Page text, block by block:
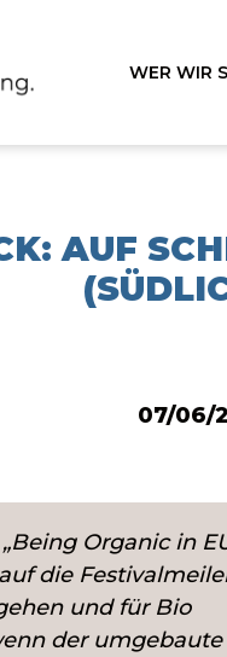
WER WIR
AUF
07/06/
Organic in
die
und für Bio
der umgebaute